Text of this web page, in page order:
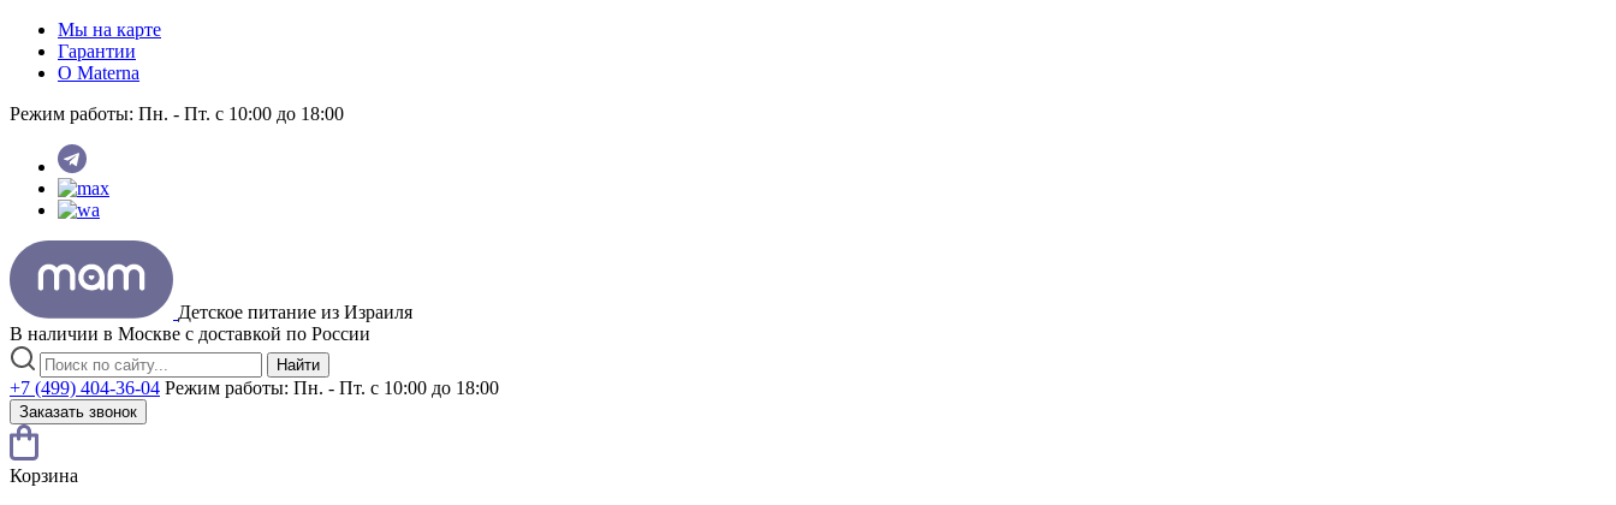
Мы на карте
Гарантии
O Materna
Режим работы: Пн. - Пт. с 10:00 до 18:00
Детское питание из Израиля
В наличии в Москве с доставкой по России
Найти
+7 (499) 404-36-04 Режим работы: Пн. - Пт. с 10:00 до 18:00
Заказать звонок
Корзина